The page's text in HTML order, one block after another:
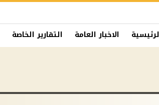
الاخبار العامة التقارير الخاصة